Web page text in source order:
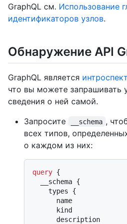
GraphQL см. Использование
идентификаторов узлов.
Обнаружение API
GraphQL является
что вы можете запрашивать
сведения о ней самой.
Запросите
__schema ,
всех типов,
о каждом из них:
query {
  __schema
{
    types
{